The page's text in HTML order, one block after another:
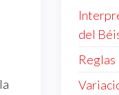
del
Reglas